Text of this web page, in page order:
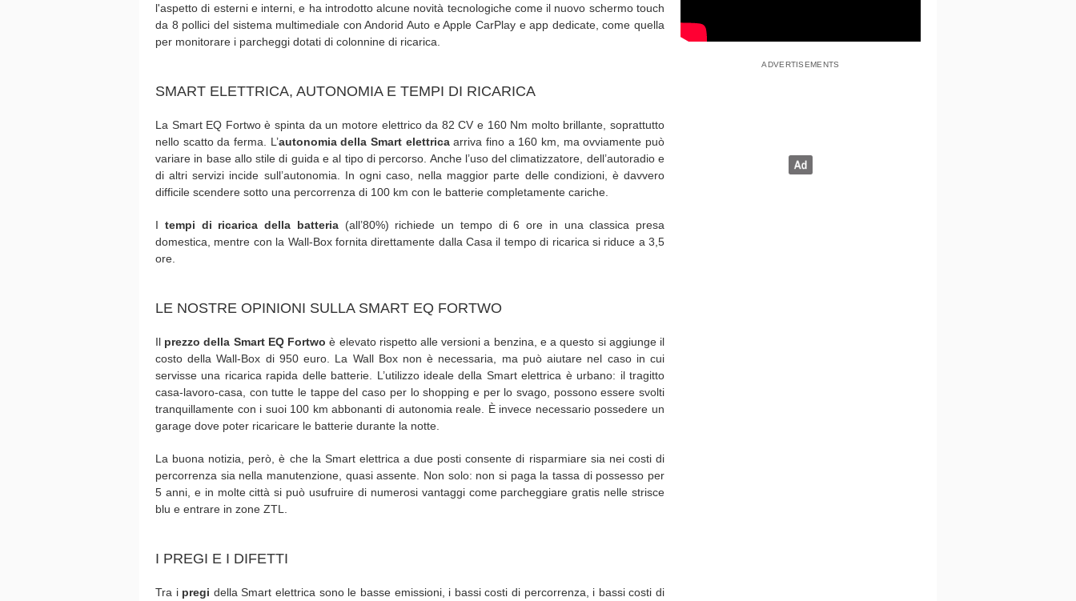
l'aspetto di esterni e interni, e ha introdotto alcune novità tecnologiche come il nuovo schermo touch
da 8 pollici del sistema multimediale con Andorid Auto e Apple CarPlay e app dedicate, come quella
per monitorare i parcheggi dotati di colonnine di ricarica.
SMART ELETTRICA, AUTONOMIA E TEMPI DI RICARICA
La Smart EQ Fortwo è spinta da un motore elettrico da 82 CV e 160 Nm molto brillante, soprattutto
nello scatto da ferma. L’autonomia della Smart elettricaarriva fino a 160 km, ma ovviamente può
variare in base allo stile di guida e al tipo di percorso. Anche l’uso del climatizzatore, dell’autoradio e
di altri servizi incide sull’autonomia. In ogni caso, nella maggior parte delle condizioni, è davvero
difficile scendere sotto una percorrenza di 100 km con le batterie completamente cariche.
I tempi di ricarica della batteria(all’80%) richiede un tempo di 6 ore in una classica presa
domestica, mentre con la Wall-Box fornita direttamente dalla Casa il tempo di ricarica si riduce a 3,5
ore.
LE NOSTRE OPINIONI SULLA SMART EQ FORTWO
Il prezzo della SmartEQ Fortwo è elevato rispetto alle versioni a benzina, e a questo si aggiunge il
costo della Wall-Box di 950 euro. La Wall Box non è necessaria, ma può aiutare nel caso in cui
servisse una ricarica rapida delle batterie. L’utilizzo ideale della Smart elettrica è urbano: il tragitto
casa-lavoro-casa, con tutte le tappe del caso per lo shopping e per lo svago, possono essere svolti
tranquillamente con i suoi 100 km abbonanti di autonomia reale. È invece necessario possedere un
garage dove poter ricaricare le batterie durante la notte.
La buona notizia, però, è che la Smart elettrica a due posti consente di risparmiare sia nei costi di
percorrenza sia nella manutenzione, quasi assente. Non solo: non si paga la tassa di possesso per
5 anni, e in molte città si può usufruire di numerosi vantaggi come parcheggiare gratis nelle strisce
blu e entrare in zone ZTL.
I PREGI E I DIFETTI
Tra i pregi della Smart elettrica sono le basse emissioni, i bassi costi di percorrenza, i bassi costi di